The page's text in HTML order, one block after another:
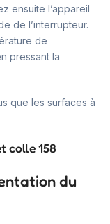
ensuite l’appareil
de l’interrupteur.
de
pressant la
que les surfaces à
colle 158
du